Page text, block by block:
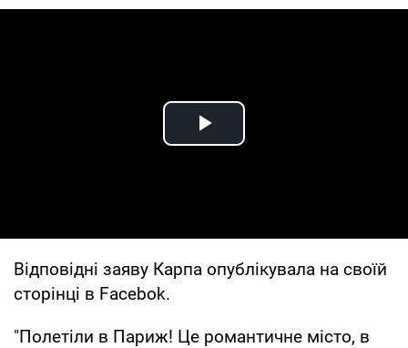
Play Video
Відповідні заяву Карпа опублікувала на своїй
сторінці в Facebok.
"Полетіли в Париж! Це романтичне місто, в